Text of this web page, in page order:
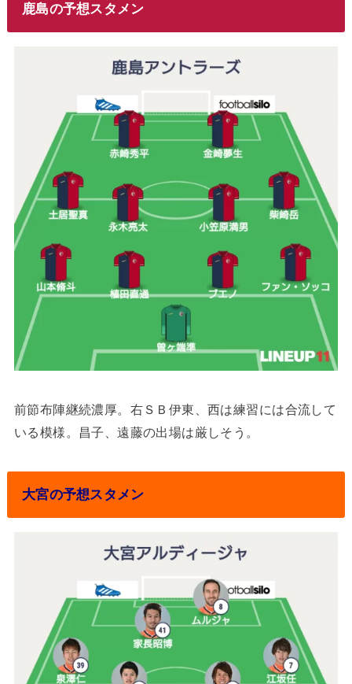
鹿島の予想スタメン
前節布陣継続濃厚。右ＳＢ伊東、西は練習には合流して
いる模様。昌子、遠藤の出場は厳しそう。
大宮の予想スタメン